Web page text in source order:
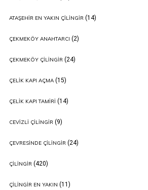
ATAŞEHIR EN YAKIN ÇILINGIR(14)
ÇEKMEKÖY ANAHTARCI (2)
ÇEKMEKÖY ÇILINGIR(24)
ÇELIK KAPI AÇMA(15)
ÇELIK KAPI TAMIRI (14)
CEVIZLI ÇILINGIR(9)
ÇEVRESINDE ÇILINGIR(24)
ÇILINGIR(420)
ÇILINGIR EN YAKIN (11)